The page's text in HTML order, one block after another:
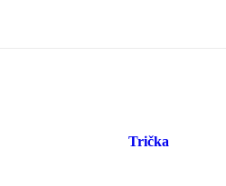
Trička